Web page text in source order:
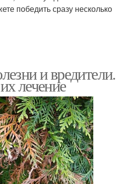
победить сразу несколько
и вредители.
лечение